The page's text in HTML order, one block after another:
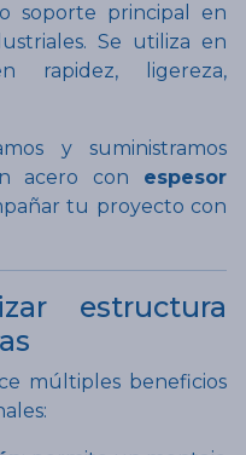
soporte principal en
Se utiliza en
rapidez, ligereza,
y suministramos
acero con espesor
tu proyecto con
estructura
múltiples beneficios